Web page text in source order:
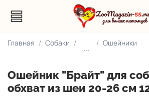
Главная Собаки
...
Ошейники
Ошейник "Брайт" для
обхват из шеи 20-26 см